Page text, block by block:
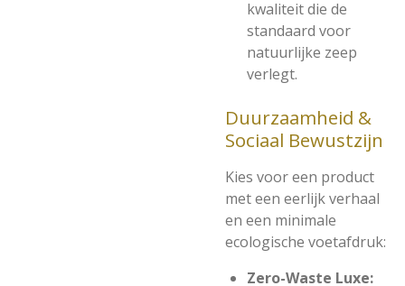
kwaliteit die de
standaard voor
natuurlijke zeep
verlegt.
Duurzaamheid &
Sociaal Bewustzijn
Kies voor een product
met een eerlijk verhaal
en een minimale
ecologische voetafdruk:
Zero-Waste Luxe: